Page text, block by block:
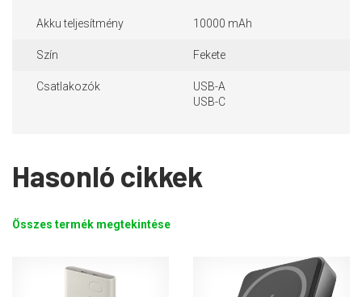
Akku teljesítmény 10000 mAh
Szín Fekete
Csatlakozók
USB-A
USB-C
Hasonló cikkek
Összes termék megtekintése